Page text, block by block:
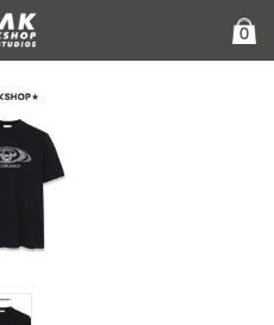
0